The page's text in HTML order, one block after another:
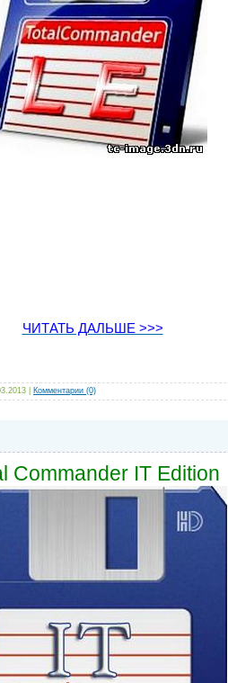
ЧИТАТЬ ДАЛЬШЕ >>>
Комментарии (0)
Commander IT Edition